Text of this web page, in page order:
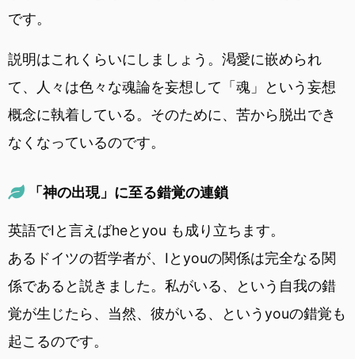
です。
説明はこれくらいにしましょう。渇愛に嵌められ
て、人々は色々な魂論を妄想して「魂」という妄想
概念に執着している。そのために、苦から脱出でき
なくなっているのです。
「神の出現」に至る錯覚の連鎖
英語でIと言えばheとyou も成り立ちます。
あるドイツの哲学者が、Iとyouの関係は完全なる関
係であると説きました。私がいる、という自我の錯
覚が生じたら、当然、彼がいる、というyouの錯覚も
起こるのです。